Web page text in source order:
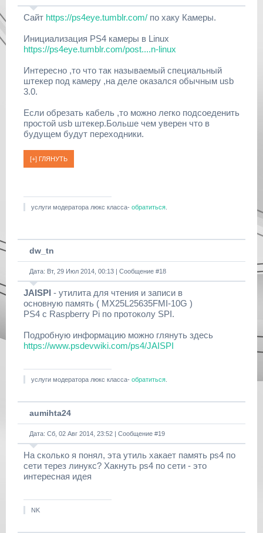
Сайт https://ps4eye.tumblr.com/ по хаку Камеры.
Инициализация PS4 камеры в Linux
https://ps4eye.tumblr.com/post....n-linux
Интересно ,то что так называемый специальный
штекер под камеру ,на деле оказался обычным usb
3.0.
Если обрезать кабель ,то можно легко подсоеденить
простой usb штекер.Больше чем уверен что в
будущем будут переходники.
услуги модератора люкс класса- обратиться
dw_tn
Дата: Вт, 29 Июл 2014, 00:13 | Сообщение #18
JAISPI - утилита для чтения и записи в
основную память ( MX25L25635FMI-10G )
PS4 с Raspberry Pi по протоколу SPI.
Подробную информацию можно глянуть здесь
https://www.psdevwiki.com/ps4/JAISPI
услуги модератора люкс класса- обратиться
aumihta24
Дата: Сб, 02 Авг 2014, 23:52 | Сообщение #19
На сколько я понял, эта утиль хакает память ps4 по
сети терез линукс? Хакнуть ps4 по сети - это
интересная идея
NK